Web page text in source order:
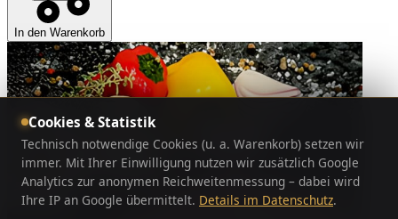
In den Warenkorb
Cookies & Statistik
Technisch notwendige Cookies (u. a. Warenkorb) setzen wir
immer. Mit Ihrer Einwilligung nutzen wir zusätzlich Google
Analytics zur anonymen Reichweitenmessung – dabei wird
Ihre IP an Google übermittelt. Details im Datenschutz.